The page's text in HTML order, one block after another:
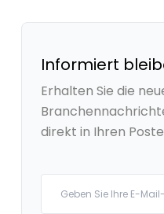
Informiert
Erhalten Sie die
direkt in Ihren